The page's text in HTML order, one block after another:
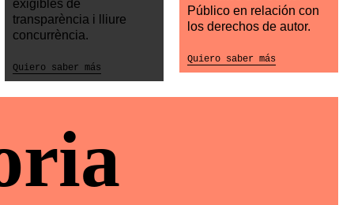
exigibles de
transparència i lliure
concurrència.
Quiero saber más
Público en relación con
los derechos de autor.
Quiero saber más